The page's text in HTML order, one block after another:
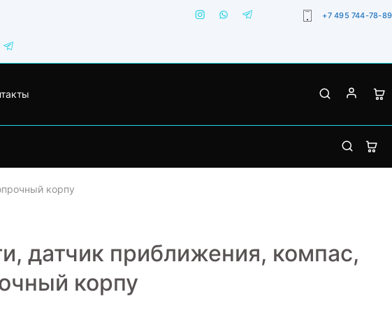
+7 495 744-78-89
корпу
датчик приближения, компас,
корпу